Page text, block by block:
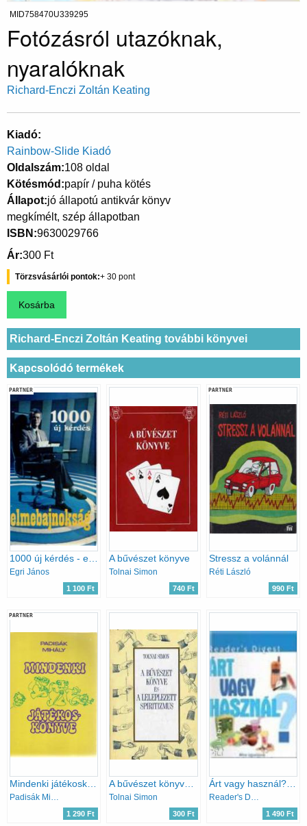
MID758470U339295
Fotózásról utazóknak,
nyaralóknak
Richard-Enczi Zoltán Keating
Kiadó
Rainbow-Slide Kiadó
Oldalszám 108 oldal
Kötésmód papír / puha kötés
Állapot jó állapotú antikvár könyv
megkímélt, szép állapotban
ISBN 9630029766
Ár 300 Ft
Törzsvásárlói pontok 30
Richard-Enczi Zoltán Keating további könyvei
Kapcsolódó termékek
PARTNER
Egri János
1 100 Ft
A bűvészet könyve
Tolnai Simon
740 Ft
PARTNER
Stressz a volánnál
Réti László
990 Ft
PARTNER
Padisák Mihály
1 290 Ft
Tolnai Simon
300 Ft
Árt vagy használ? - Mire ügyeljünk a mindennapi életben
Reader's Digest Kiadó Kft.
1 490 Ft